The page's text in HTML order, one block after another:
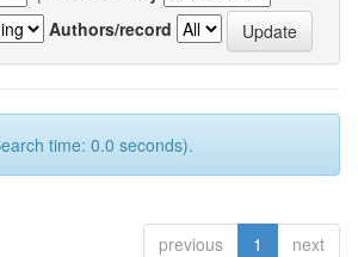
Authors/record
time: 0.0 seconds).
previous 1 next